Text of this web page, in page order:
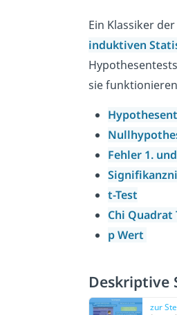
Ein Klassiker
induktiven
sie
Fehler 1.
t-Test
Chi Quadrat
p Wert
Deskriptive
zur